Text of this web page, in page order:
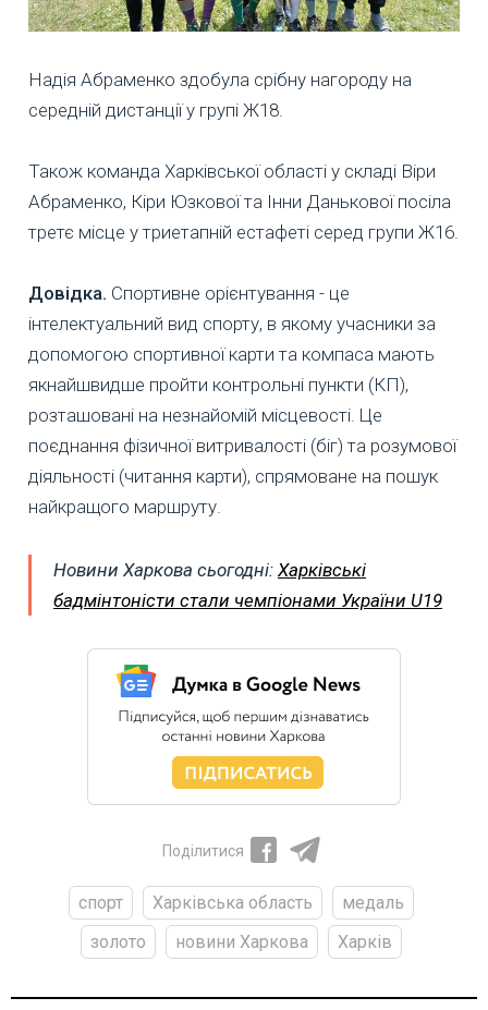
Надія Абраменко здобула срібну нагороду на
середній дистанції у групі Ж18.
Також команда Харківської області у складі Віри
Абраменко, Кіри Юзкової та Інни Данькової посіла
третє місце у триетапній естафеті серед групи Ж16.
Довідка. Спортивне орієнтування - це
інтелектуальний вид спорту, в якому учасники за
допомогою спортивної карти та компаса мають
якнайшвидше пройти контрольні пункти (КП),
розташовані на незнайомій місцевості. Це
поєднання фізичної витривалості (біг) та розумової
діяльності (читання карти), спрямоване на пошук
найкращого маршруту.
Новини Харкова сьогодні: Харківські
бадмінтоністи стали чемпіонами України U19
Поділитися
спорт Харківська область
медаль
золото
новини Харкова Харків